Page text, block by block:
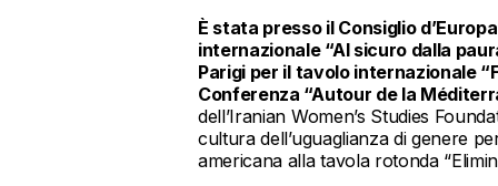
È stata presso il Consiglio
internazionale “Al sicuro dalla
Parigi per il tavolo internazionale
Conferenza “Autour de la
dell’Iranian Women’s Studies
cultura dell’uguaglianza di genere
americana alla tavola rotonda